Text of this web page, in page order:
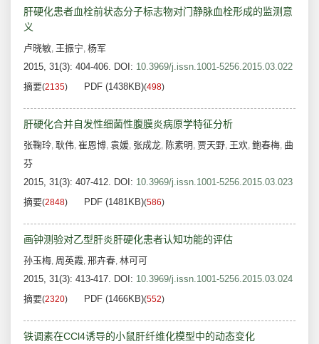
肝硬化患者血栓前状态分子标志物对门静脉血栓形成的监测意
义
卢晓敏, 王振宁, 杨军
2015, 31(3): 404-406. DOI: 10.3969/j.issn.1001-5256.2015.03.022
摘要(2135) PDF (1438KB)(498)
肝硬化合并自发性细菌性腹膜炎病原学特征分析
张鞠玲, 耿伟, 崔恩博, 袁媛, 张成龙, 陈素明 , 贾天野, 王欢, 鲍春梅, 曲
芬
2015, 31(3): 407-412. DOI: 10.3969/j.issn.1001-5256.2015.03.023
摘要(2848) PDF (1481KB)(586)
画钟测验对乙型肝炎肝硬化患者认知功能的评估
孙玉梅, 周英霞, 邢卉春, 林可可
2015, 31(3): 413-417. DOI: 10.3969/j.issn.1001-5256.2015.03.024
摘要(2320) PDF (1466KB)(552)
铁调素在CCl4诱导的小鼠肝纤维化模型中的动态变化